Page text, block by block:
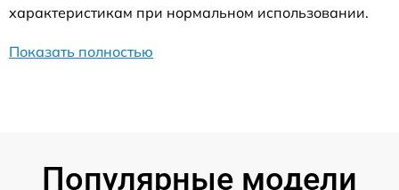
характеристикам при нормальном использовании.
Показать полностью
Популярные модели